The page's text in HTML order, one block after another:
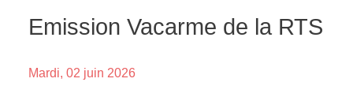
Emission Vacarme de la RTS
Mardi, 02 juin 2026